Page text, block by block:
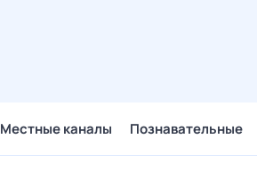
Местные каналы Познавательные